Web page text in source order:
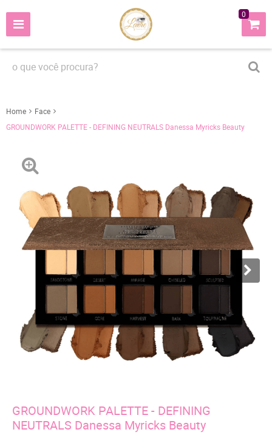
0
Home
Face
GROUNDWORK PALETTE - DEFINING NEUTRALS Danessa Myricks Beauty
GROUNDWORK PALETTE - DEFINING
NEUTRALS Danessa Myricks Beauty